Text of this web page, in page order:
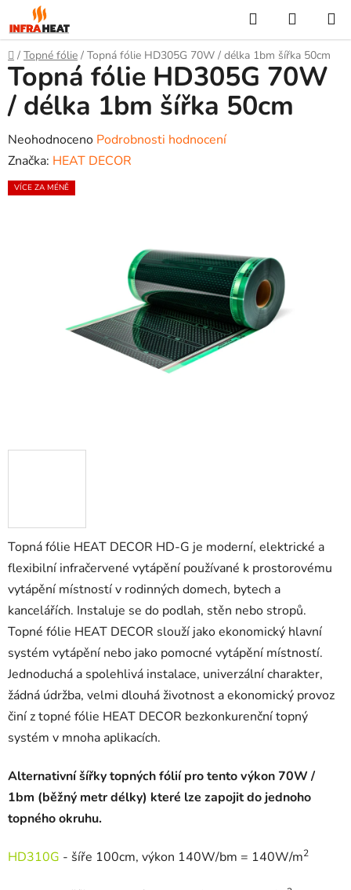
na
obsah
Hledat
KOŠÍK
Domů
/ Topné fólie / Topná fólie HD305G 70W / délka 1bm šířka 50cm
Topná fólie HEAT DECOR HD-G je moderní, elektrické a
flexibilní infračervené vytápění používané k prostorovému
vytápění místností v rodinných domech, bytech a
kancelářích. Instaluje se do podlah, stěn nebo stropů.
Topné fólie HEAT DECOR slouží jako ekonomický hlavní
systém vytápění nebo jako pomocné vytápění místností.
Jednoduchá a spolehlivá instalace, univerzální charakter,
žádná údržba, velmi dlouhá životnost a ekonomický provoz
činí z topné fólie HEAT DECOR bezkonkurenční topný
systém v mnoha aplikacích.
Alternativní šířky topných fólií pro tento výkon 70W /
1bm (běžný metr délky) které lze zapojit do jednoho
topného okruhu.
HD310G - šíře 100cm, výkon 140W/bm = 140W/m2
Topná fólie HD305G 70W
/ délka 1bm šířka 50cm
Průměrné
hodnocení
produktu
Neohodnoceno Podrobnosti hodnocení
Značka: HEAT DECOR
VÍCE ZA MÉNĚ